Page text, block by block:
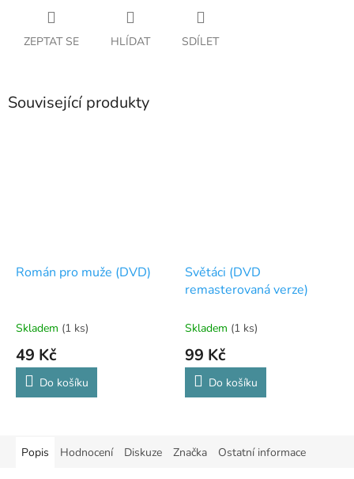
ZEPTAT SE HLÍDAT SDÍLET
Související produkty
Román pro muže (DVD)
Skladem (1 ks)
49 Kč
Do košíku
Světáci (DVD
remasterovaná verze)
Skladem (1 ks)
99 Kč
Do košíku
Popis Hodnocení Diskuze Značka Ostatní informace